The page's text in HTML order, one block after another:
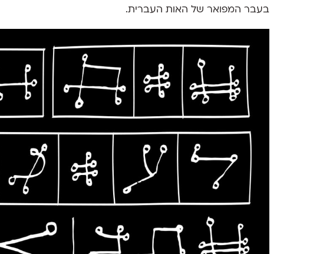
בעבר המפואר של האות העברית.